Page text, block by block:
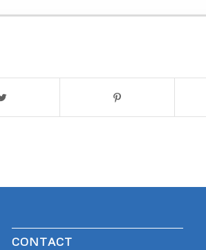
CONTACT